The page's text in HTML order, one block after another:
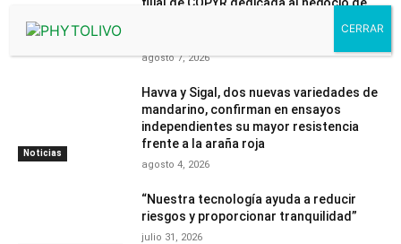
agosto 7, 2026
Noticias
Havva y Sigal, dos nuevas variedades de
mandarino, confirman en ensayos
independientes su mayor resistencia
frente a la araña roja
agosto 4, 2026
“Nuestra tecnología ayuda a reducir
riesgos y proporcionar tranquilidad”
julio 31, 2026